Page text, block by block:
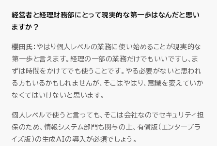
経営者と経理財務部にとって現実的な第一歩はなんだと思い
ますか？
櫻田氏： やはり個人レベルの業務に使い始めることが現実的な
第一歩と言えます。経理の一部の業務だけでもいいですし、ま
ずは時間をかけてでも使うことです。やる必要がないと思われ
る方もいるかもしれませんが、そこはやはり、意識を変えていか
なくてはいけないと思います。
個人レベルで使うと言っても、そこは会社なのでセキュリティ担
保のため、情報システム部門も関与の上、有償版（エンタープラ
イズ版）の生成AIの導入が必須でしょう。